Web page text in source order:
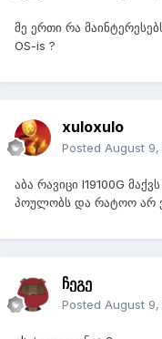
მე ერთი რა
OS-is ?
xuloxulo
Posted August 9,
აბა რავიცი I19100G
პოულობს და რატოო არ
ჩეგე
Posted August 9,